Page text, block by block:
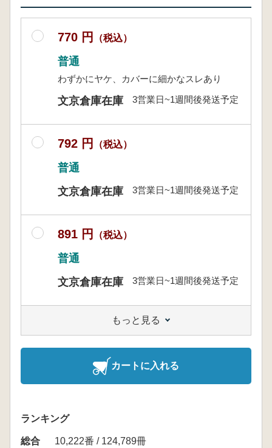
770 円 （税込）
普通
わずかにヤケ、カバーに細かなスレあり
文京倉庫在庫 3営業日~1週間後発送予定
792 円 （税込）
普通
文京倉庫在庫
3営業日~1週間後発送予定
891 円 （税込）
普通
文京倉庫在庫
3営業日~1週間後発送予定
もっと見る
カートに入れる
ランキング
総合 10,222番 / 124,789冊